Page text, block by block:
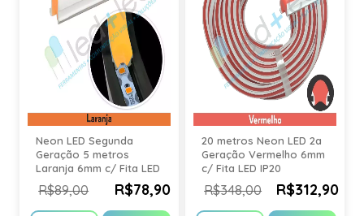
Neon LED Segunda
Geração 5 metros
Laranja 6mm c/ Fita LED
IP20
R$89,00 R$78,90
20 metros Neon LED 2a
Geração Vermelho 6mm
c/ Fita LED IP20
R$348,00 R$312,90